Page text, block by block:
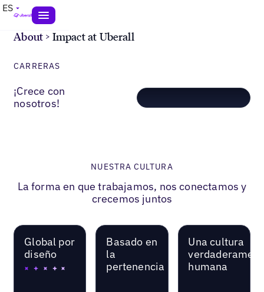
ES
About > Impact at Uberall
CARRERAS
¡Crece con
nosotros!
NUESTRA CULTURA
La forma en que trabajamos, nos conectamos y
crecemos juntos
Global por
diseño
Basado en
la
pertenencia
Una cultura
humana